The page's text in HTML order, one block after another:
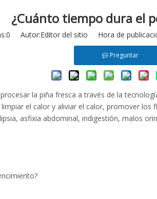
¿Cuánto tiempo dura el
0 Autor:Editor del sitio Hora de
Preguntar
la piña fresca a través de la
el calor y aliviar el calor, promover
asfixia abdominal, indigestión, malos